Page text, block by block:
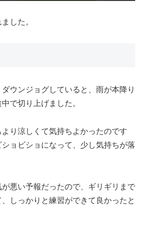
した。
ウンジョグしていると、雨が本降り
で切り上げました。
り涼しくて気持ちよかったのです
ョビショになって、少し気持ちが落
悪い予報だったので、ギリギリまで
しっかりと練習ができて良かったと